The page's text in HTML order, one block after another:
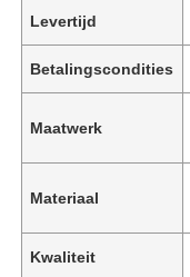
Levertijd
Betalingscondities
Maatwerk
Materiaal
Kwaliteit